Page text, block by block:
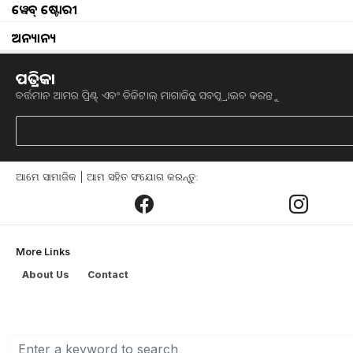
ୱେବ୍ ଷ୍ଟୋରୀ
ଅନ୍ୟାନ୍ୟ
ପତ୍ରିକା
ବର୍ତ୍ତମାନ ଆମର ପ୍ରିଣ୍ଟ୍ ଏବଂ ଡିଜିଟାଲ୍ ମାଗାଜିନ୍କୁ ସବସ୍କ୍ରାଇବ କରନ୍ତୁ
ଆମେ ସାମାଜିକ | ଆମ ସହିତ ସଂଯୋଗ କରନ୍ତୁ:
More Links
About Us
Contact
ସାର ଇତ୍ୟାଦି କ୍ରୟ କରି କ୍ଷେତରେ ବହୁଳ
ଯେହେତୁ ଖତର ଲାଭ ଅଛି, ସେହିଭଳି ଏହାର
ବ୍ୟବହାର କରିବା ଦ୍ୱାରା ମାଟିର ଉର୍ବର
ରାସାୟନିକ ପଦାର୍ଥ ମଧ୍ୟ ସ୍ପ୍ରେ କରି
ଶସ୍ୟ, ପନିପରିବା ଏବଂ ଫଳରେ ମଧ୍ୟ DAP